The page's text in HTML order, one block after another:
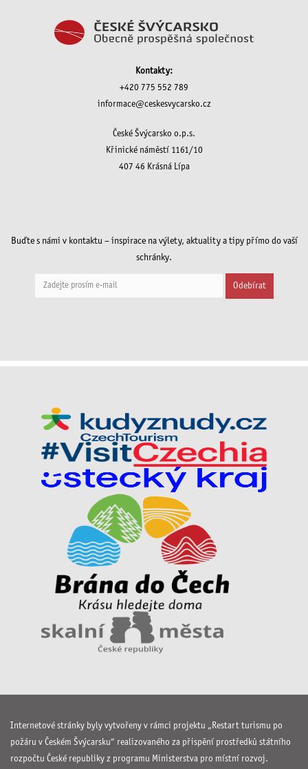
Kontakty:
+420 775 552 789
informace@ceskesvycarsko.cz
České Švýcarsko o.p.s.
Křinické náměstí 1161/10
407 46 Krásná Lípa
Buďte s námi v kontaktu – inspirace na výlety, aktuality a tipy přímo do vaší
schránky.
Odebírat
Internetové stránky byly vytvořeny v rámci projektu „Restart turismu po
požáru v Českém Švýcarsku“ realizovaného za přispění prostředků státního
rozpočtu České republiky z programu Ministerstva pro místní rozvoj.